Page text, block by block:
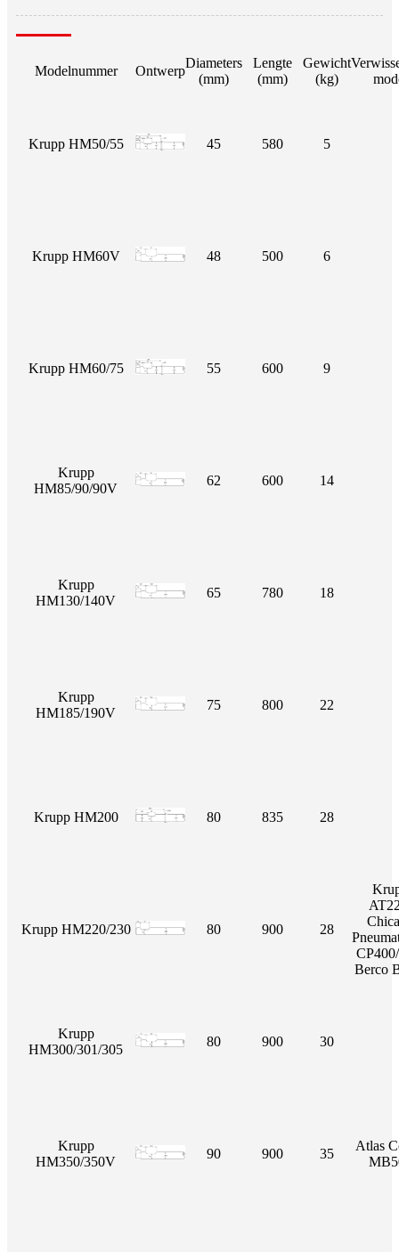
Modelnummer Ontwerp
Diameters
(mm)
Lengte
(mm)
Gewicht
(kg)
Krupp HM50/55 45 580 5
Krupp HM60V 48 500 6
Krupp HM60/75 55 600 9
Krupp
HM85/90/90V
62 600 14
Krupp
HM130/140V
65 780 18
Krupp
HM185/190V
75 800 22
Krupp HM200 80 835 28
Krupp HM220/230 80 900 28
Berco
Krupp
HM300/301/305
80 900 30
Krupp
HM350/350V
90 900 35
Atlas